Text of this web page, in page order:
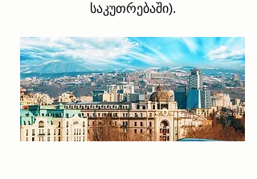
საკუთრებაში).